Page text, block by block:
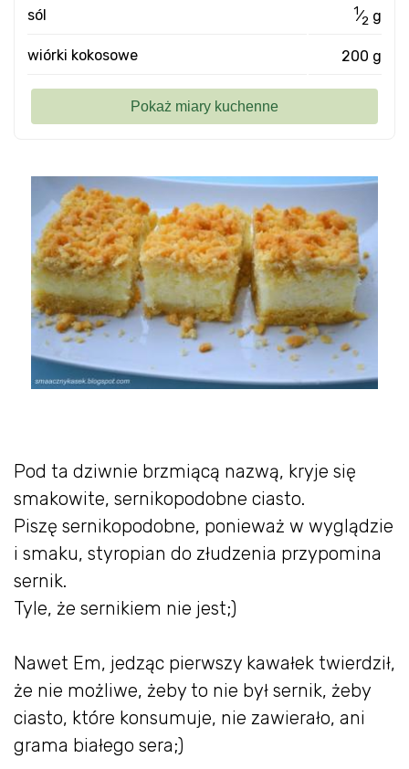
Pod ta dziwnie brzmiącą nazwą, kryje się
smakowite, sernikopodobne ciasto.
Piszę sernikopodobne, ponieważ w wyglądzie
i smaku, styropian do złudzenia przypomina
sernik.
Tyle, że sernikiem nie jest;)
Nawet Em, jedząc pierwszy kawałek twierdził,
że nie możliwe, żeby to nie był sernik, żeby
ciasto, które konsumuje, nie zawierało, ani
grama białego sera;)
sól 1⁄2 g
wiórki kokosowe 200 g